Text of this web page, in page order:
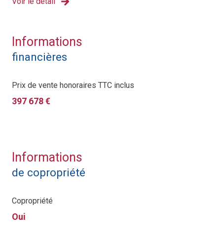
Informations
financières
Prix de vente honoraires TTC inclus
397 678 €
Informations
de copropriété
Copropriété
Oui